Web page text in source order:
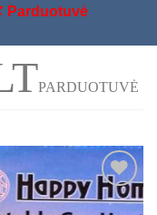
Parduotuvė
PARDUOTUVĖ
Add to